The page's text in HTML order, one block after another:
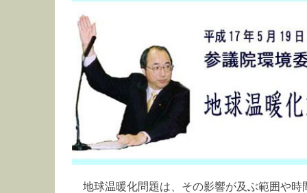
地球温暖化問題は、その影響が及ぶ範囲や